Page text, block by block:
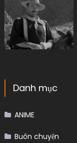
Danh mục
ANIME
Buôn chuyện